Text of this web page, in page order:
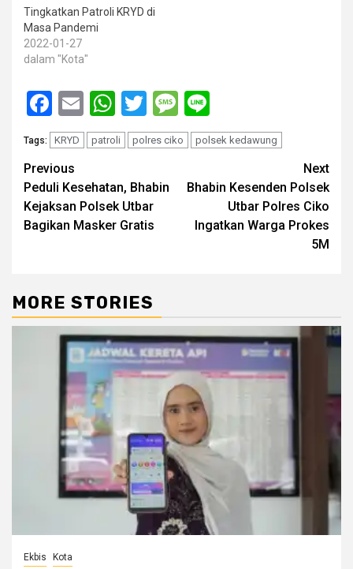
Tingkatkan Patroli KRYD di
Masa Pandemi
2022-01-27
dalam "Kota"
Facebook
EmailWhatsApp
TwitterMessage
Tags: KRYD patroli polres ciko polsek kedawung
Post
navigation
Previous
Peduli Kesehatan, Bhabin
Kejaksan Polsek Utbar
Bagikan Masker Gratis
Next
Bhabin Kesenden Polsek
Utbar Polres Ciko
Ingatkan Warga Prokes
5M
MORE STORIES
Ekbis Kota